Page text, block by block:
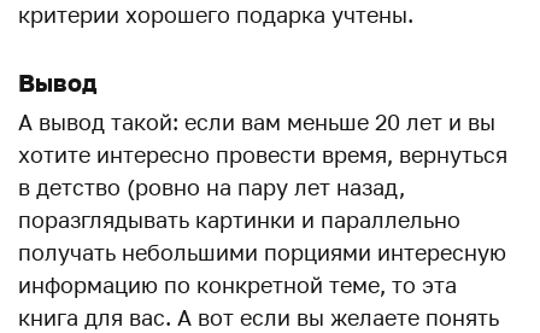
критерии хорошего подарка учтены.
Вывод
А вывод такой: если вам меньше 20 лет и вы
хотите интересно провести время, вернуться
в детство (ровно на пару лет назад,
поразглядывать картинки и параллельно
получать небольшими порциями интересную
информацию по конкретной теме, то эта
книга для вас. А вот если вы желаете понять